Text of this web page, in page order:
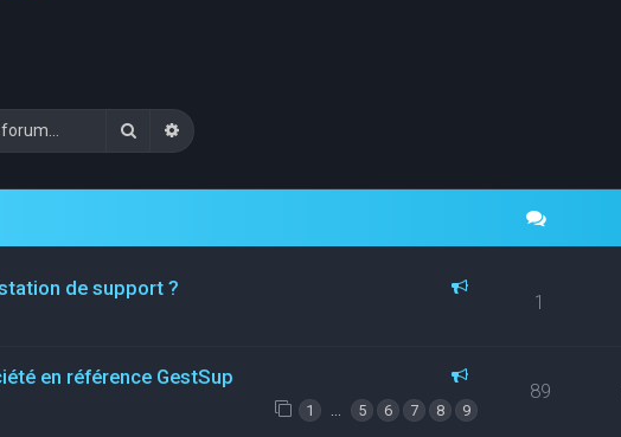
RechercherRecherche avancée
de support ?
1
en référence GestSup
1 5 6 7 8 9
89